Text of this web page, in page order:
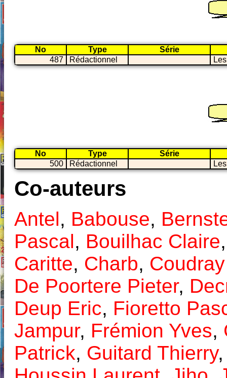
No Type
Série
487
Rédactionnel
No Type
Série
500
Rédactionnel
Co-auteurs
Antel, Babouse,
Pascal, Bouilhac Claire
Caritte, Charb,
De Poortere Pieter,
Deup Eric, Fioretto
Jampur, Frémion Yves,
Patrick, Guitard Thierry